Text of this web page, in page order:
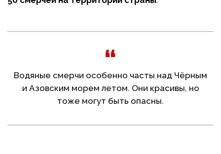
Водяные смерчи особенно часты над Чёрным
и Азовским морем летом. Они красивы, но
тоже могут быть опасны.